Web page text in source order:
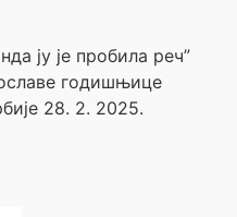
ју је пробила реч”
годишњице
28. 2. 2025.